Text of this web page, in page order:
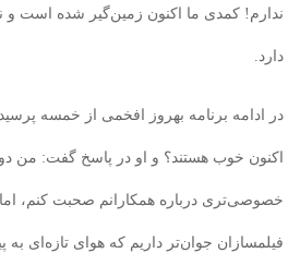
ندارم! کمدی ما اکنون زمین‌گیر شده است و
دارد.
در ادامه برنامه بهروز افخمی از خمسه
اکنون خوب هستند؟ و او در پاسخ گفت: من
خصوصی‌تری درباره همکارانم صحبت کنم‌، اما
فیلمسازان جوان‌تر داریم که هوای تازه‌ای به